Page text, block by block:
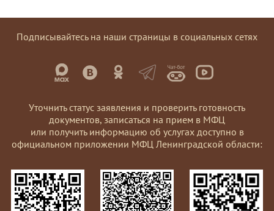
Подписывайтесь на наши страницы в социальных сетях
Уточнить статус заявления и проверить готовность
документов, записаться на прием в МФЦ
или получить информацию об услугах доступно в
официальном приложении МФЦ Ленинградской области: